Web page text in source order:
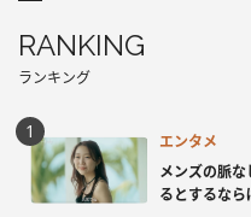
RANKING
ランキング
エンタメ
メンズの脈
るとするな